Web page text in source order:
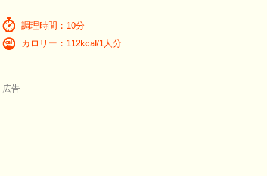
調理時間：10分
カロリー：112kcal/1人分
広告